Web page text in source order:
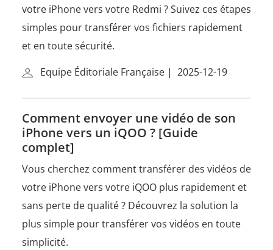
votre iPhone vers votre Redmi ? Suivez ces étapes
simples pour transférer vos fichiers rapidement
et en toute sécurité.
Equipe Éditoriale Française | 2025-12-19
Comment envoyer une vidéo de son
iPhone vers un iQOO ? [Guide
complet]
Vous cherchez comment transférer des vidéos de
votre iPhone vers votre iQOO plus rapidement et
sans perte de qualité ? Découvrez la solution la
plus simple pour transférer vos vidéos en toute
simplicité.